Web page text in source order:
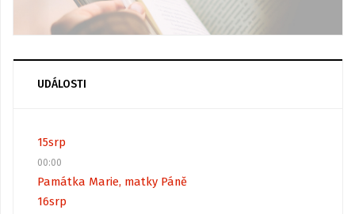
UDÁLOSTI
15srp
00:00
Památka Marie, matky Páně
16srp